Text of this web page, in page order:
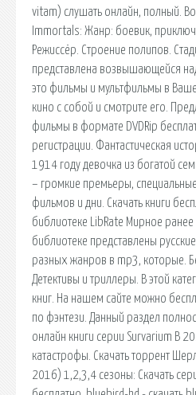
vitam) слушать онлайн, полный.
Immortals: Жанр: боевик,
Режиссёр. Строение полипов.
представлена возвышающейся
это фильмы и мультфильмы в
кино с собой и смотрите его.
фильмы в формате DVDRip
регистрации. Фантастическая
1914 году девочка из богатой
– громкие премьеры,
фильмов и дни. Скачать книги
библиотеке LibRate Мирное
библиотеке представлены
разных жанров в mp3, которые.
Детективы и триллеры. В этой
книг. На нашем сайте можно
по фэнтези. Данный раздел
онлайн книги серии Survarium В
катастрофы. Скачать торрент
2016) 1,2,3,4 сезоны: Скачать